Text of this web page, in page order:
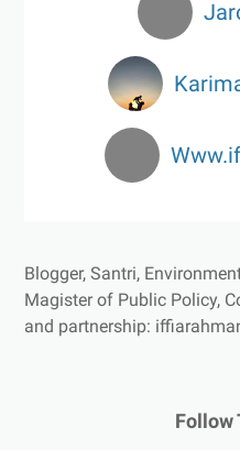
Blogger, Santri,
Magister of Public Policy,
and partnership:
Follow